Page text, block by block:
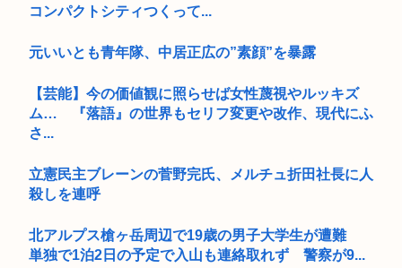
コンパクトシティつくって...
元いいとも青年隊、中居正広の”素顔”を暴露
【芸能】今の価値観に照らせば女性蔑視やルッキズ
ム… 『落語』の世界もセリフ変更や改作、現代にふ
さ...
立憲民主ブレーンの菅野完氏、メルチュ折田社長に人
殺しを連呼
北アルプス槍ヶ岳周辺で19歳の男子大学生が遭難
単独で1泊2日の予定で入山も連絡取れず 警察が9...